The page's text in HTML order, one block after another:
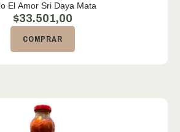
Solo El Amor Sri Daya Mata
$33.501,00
COMPRAR